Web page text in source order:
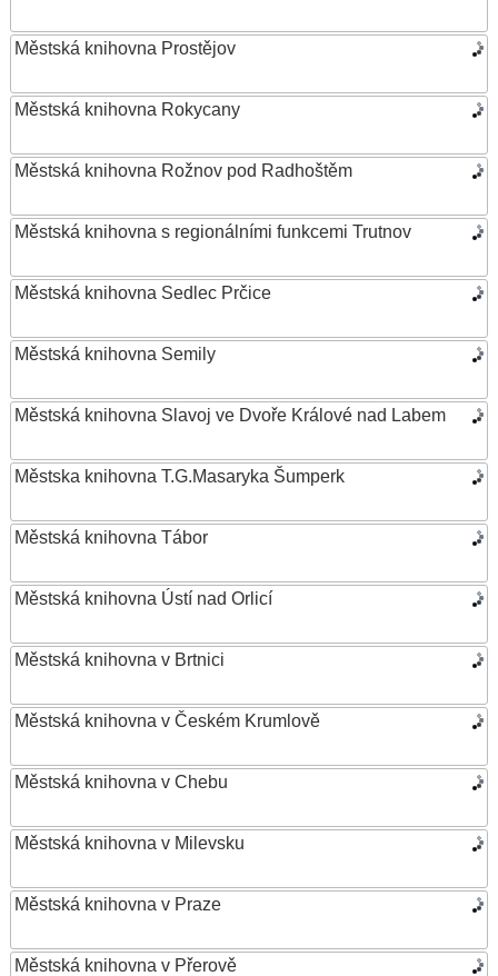
Městská knihovna Prostějov
Městská knihovna Rokycany
Městská knihovna Rožnov pod Radhoštěm
Městská knihovna s regionálními funkcemi Trutnov
Městská knihovna Sedlec Prčice
Městská knihovna Semily
Městská knihovna Slavoj ve Dvoře Králové nad Labem
Městska knihovna T.G.Masaryka Šumperk
Městská knihovna Tábor
Městská knihovna Ústí nad Orlicí
Městská knihovna v Brtnici
Městská knihovna v Českém Krumlově
Městská knihovna v Chebu
Městská knihovna v Milevsku
Městská knihovna v Praze
Městská knihovna v Přerově